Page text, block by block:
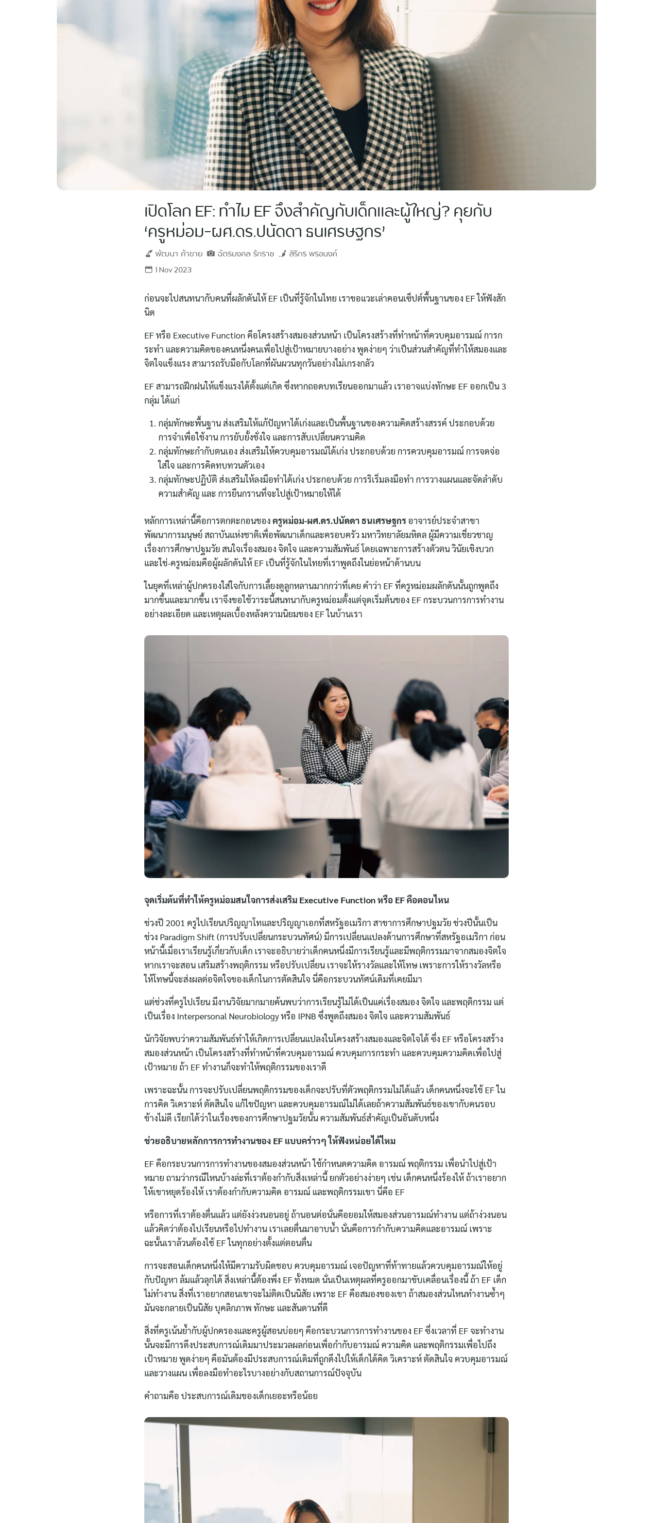
for:
เปิดโลก EF: ทำไม EF จึงสำคัญกับเด็กและผู้ใหญ่? คุยกับ
‘ครูหม่อม-ผศ.ดร.ปนัดดา ธนเศรษฐกร’
พัฒนา ค้าขาย ฉัตรมงคลรักราช สิริกรพรอนงค์
1 Nov 2023
ก่อนจะไปสนทนากับคนที่ผลักดันให้ EF เป็นที่รู้จักในไทย เราขอแวะเล่าคอนเซ็ปต์พื้นฐานของ EF ให้ฟังสัก
นิด
EF หรือ Executive Function คือโครงสร้างสมองส่วนหน้า เป็นโครงสร้างที่ทำหน้าที่ควบคุมอารมณ์ การก
ระทำ และความคิดของคนหนึ่งคนเพื่อไปสู่เป้าหมายบางอย่าง พูดง่ายๆ ว่าเป็นส่วนสำคัญที่ทำให้สมองและ
จิตใจแข็งแรง สามารถรับมือกับโลกที่ผันผวนทุกวันอย่างไม่เกรงกลัว
EF สามารถฝึกฝนให้แข็งแรงได้ตั้งแต่เกิด ซึ่งหากถอดบทเรียนออกมาแล้ว เราอาจแบ่งทักษะ EF ออกเป็น 3
กลุ่ม ได้แก่
กลุ่มทักษะพื้นฐาน ส่งเสริมให้แก้ปัญหาได้เก่งและเป็นพื้นฐานของความคิดสร้างสรรค์ ประกอบด้วย
การจำเพื่อใช้งาน การยับยั้งชั่งใจ และการสับเปลี่ยนความคิด
กลุ่มทักษะกำกับตนเอง ส่งเสริมให้ควบคุมอารมณ์ได้เก่ง ประกอบด้วย การควบคุมอารมณ์ การจดจ่อ
ใส่ใจ และการคิดทบทวนตัวเอง
กลุ่มทักษะปฏิบัติ ส่งเสริมให้ลงมือทำได้เก่ง ประกอบด้วย การริเริ่มลงมือทำ การวางแผนและจัดลำดับ
ความสำคัญ และ การยืนกรานที่จะไปสู่เป้าหมายให้ได้
หลักการเหล่านี้คือการตกตะกอนของ ครูหม่อม-ผศ.ดร.ปนัดดา ธนเศรษฐกร อาจารย์ประจำสาขา
พัฒนาการมนุษย์ สถาบันแห่งชาติเพื่อพัฒนาเด็กและครอบครัว มหาวิทยาลัยมหิดล ผู้มีความเชี่ยวชาญ
เรื่องการศึกษาปฐมวัย สนใจเรื่องสมอง จิตใจ และความสัมพันธ์ โดยเฉพาะการสร้างตัวตน วินัยเชิงบวก
และใช่-ครูหม่อมคือผู้ผลักดันให้ EF เป็นที่รู้จักในไทยที่เราพูดถึงในย่อหน้าด้านบน
ในยุคที่เหล่าผู้ปกครองใส่ใจกับการเลี้ยงดูลูกหลานมากกว่าที่เคย คำว่า EF ที่ครูหม่อมผลักดันนั้นถูกพูดถึง
มากขึ้นและมากขึ้น เราจึงขอใช้วาระนี้สนทนากับครูหม่อมตั้งแต่จุดเริ่มต้นของ EF กระบวนการการทำงาน
อย่างละเอียด และเหตุผลเบื้องหลังความนิยมของ EF ในบ้านเรา
จุดเริ่มต้นที่ทำให้ครูหม่อมสนใจการส่งเสริม Executive Function หรือ EF คือตอนไหน
ช่วงปี 2001 ครูไปเรียนปริญญาโทและปริญญาเอกที่สหรัฐอเมริกา สาขาการศึกษาปฐมวัย ช่วงปีนั้นเป็น
ช่วง Paradigm Shift (การปรับเปลี่ยนกระบวนทัศน์) มีการเปลี่ยนแปลงด้านการศึกษาที่สหรัฐอเมริกา ก่อน
หน้านี้เมื่อเราเรียนรู้เกี่ยวกับเด็ก เราจะอธิบายว่าเด็กคนหนึ่งมีการเรียนรู้และมีพฤติกรรมมาจากสมองจิตใจ
หากเราจะสอน เสริมสร้างพฤติกรรม หรือปรับเปลี่ยน เราจะให้รางวัลและให้โทษ เพราะการให้รางวัลหรือ
ให้โทษนี้จะส่งผลต่อจิตใจของเด็กในการตัดสินใจ นี่คือกระบวนทัศน์เดิมที่เคยมีมา
แต่ช่วงที่ครูไปเรียน มีงานวิจัยมากมายค้นพบว่าการเรียนรู้ไม่ได้เป็นแค่เรื่องสมอง จิตใจ และพฤติกรรม แต่
เป็นเรื่อง Interpersonal Neurobiology หรือ IPNB ซึ่งพูดถึงสมอง จิตใจ และความสัมพันธ์
นักวิจัยพบว่าความสัมพันธ์ทำให้เกิดการเปลี่ยนแปลงในโครงสร้างสมองและจิตใจได้ ซึ่ง EF หรือโครงสร้าง
สมองส่วนหน้า เป็นโครงสร้างที่ทำหน้าที่ควบคุมอารมณ์ ควบคุมการกระทำ และควบคุมความคิดเพื่อไปสู่
เป้าหมาย ถ้า EF ทำงานก็จะทำให้พฤติกรรมของเราดี
เพราะฉะนั้น การจะปรับเปลี่ยนพฤติกรรมของเด็กจะปรับที่ตัวพฤติกรรมไม่ได้แล้ว เด็กคนหนึ่งจะใช้ EF ใน
การคิด วิเคราะห์ ตัดสินใจ แก้ไขปัญหา และควบคุมอารมณ์ไม่ได้เลยถ้าความสัมพันธ์ของเขากับคนรอบ
ข้างไม่ดี เรียกได้ว่าในเรื่องของการศึกษาปฐมวัยนั้น ความสัมพันธ์สำคัญเป็นอันดับหนึ่ง
ช่วยอธิบายหลักการการทำงานของ EF แบบคร่าวๆ ให้ฟังหน่อยได้ไหม
EF คือกระบวนการการทำงานของสมองส่วนหน้า ใช้กำหนดความคิด อารมณ์ พฤติกรรม เพื่อนำไปสู่เป้า
หมาย ถามว่ากรณีไหนบ้างล่ะที่เราต้องกำกับสิ่งเหล่านี้ ยกตัวอย่างง่ายๆ เช่น เด็กคนหนึ่งร้องไห้ ถ้าเราอยาก
ให้เขาหยุดร้องไห้ เราต้องกำกับความคิด อารมณ์ และพฤติกรรมเขา นี่คือ EF
หรือการที่เราต้องตื่นแล้ว แต่ยังง่วงนอนอยู่ ถ้านอนต่อนั่นคือยอมให้สมองส่วนอารมณ์ทำงาน แต่ถ้าง่วงนอน
แล้วคิดว่าต้องไปเรียนหรือไปทำงาน เราเลยตื่นมาอาบน้ำ นั่นคือการกำกับความคิดและอารมณ์ เพราะ
ฉะนั้นเราล้วนต้องใช้ EF ในทุกอย่างตั้งแต่ตอนตื่น
การจะสอนเด็กคนหนึ่งให้มีความรับผิดชอบ ควบคุมอารมณ์ เจอปัญหาที่ท้าทายแล้วควบคุมอารมณ์ให้อยู่
กับปัญหา ล้มแล้วลุกได้ สิ่งเหล่านี้ต้องพึ่ง EF ทั้งหมด นั่นเป็นเหตุผลที่ครูออกมาขับเคลื่อนเรื่องนี้ ถ้า EF เด็ก
ไม่ทำงาน สิ่งที่เราอยากสอนเขาจะไม่ติดเป็นนิสัย เพราะ EF คือสมองของเขา ถ้าสมองส่วนไหนทำงานซ้ำๆ
มันจะกลายเป็นนิสัย บุคลิกภาพ ทักษะ และสันดานที่ดี
สิ่งที่ครูเน้นย้ำกับผู้ปกครองและครูผู้สอนบ่อยๆ คือกระบวนการการทำงานของ EF ซึ่งเวลาที่ EF จะทำงาน
นั้นจะมีการดึงประสบการณ์เดิมมาประมวลผลก่อนเพื่อกำกับอารมณ์ ความคิด และพฤติกรรมเพื่อไปถึง
เป้าหมาย พูดง่ายๆ คือมันต้องมีประสบการณ์เดิมที่ถูกดึงไปให้เด็กได้คิด วิเคราะห์ ตัดสินใจ ควบคุมอารมณ์
และวางแผน เพื่อลงมือทำอะไรบางอย่างกับสถานการณ์ปัจจุบัน
คำถามคือ ประสบการณ์เดิมของเด็กเยอะหรือน้อย